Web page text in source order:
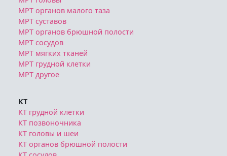
КТ
КТ грудной клетки
КТ позвоночника
КТ головы и шеи
КТ органов брюшной полости
КТ сосудов
КТ костей
КТ суставов
Блог
Отзывы о клиниках
Политика конфиденциальности
Публичная оферта